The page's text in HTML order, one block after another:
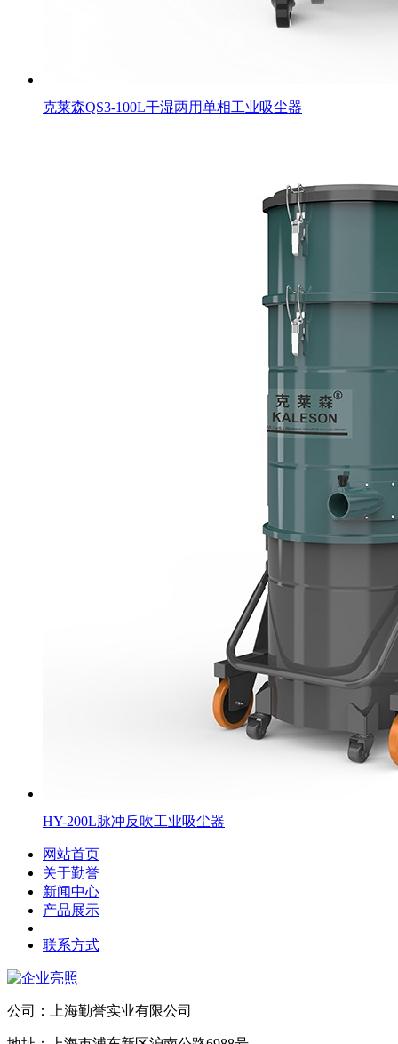
克莱森QS3-100L干湿两用单相工业吸尘器
HY-200L脉冲反吹工业吸尘器
网站首页
关于勤誉
新闻中心
产品展示
联系方式
公司：上海勤誉实业有限公司